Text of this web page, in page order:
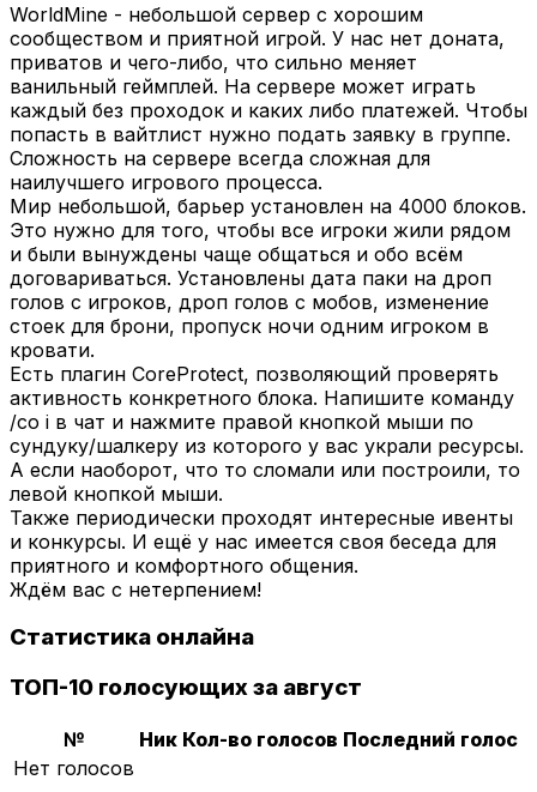
WorldMine - небольшой сервер с хорошим
сообществом и приятной игрой. У нас нет доната,
приватов и чего-либо, что сильно меняет
ванильный геймплей. На сервере может играть
каждый без проходок и каких либо платежей. Чтобы
попасть в вайтлист нужно подать заявку в группе.
Сложность на сервере всегда сложная для
наилучшего игрового процесса.
Мир небольшой, барьер установлен на 4000 блоков.
Это нужно для того, чтобы все игроки жили рядом
и были вынуждены чаще общаться и обо всём
договариваться. Установлены дата паки на дроп
голов с игроков, дроп голов с мобов, изменение
стоек для брони, пропуск ночи одним игроком в
кровати.
Есть плагин CoreProtect, позволяющий проверять
активность конкретного блока. Напишите команду
/co i в чат и нажмите правой кнопкой мыши по
сундуку/шалкеру из которого у вас украли ресурсы.
А если наоборот, что то сломали или построили, то
левой кнопкой мыши.
Также периодически проходят интересные ивенты
и конкурсы. И ещё у нас имеется своя беседа для
приятного и комфортного общения.
Ждём вас с нетерпением!
Статистика онлайна
ТОП-10 голосующих за август
№ Ник Кол-во голосов Последний голос
Нет голосов